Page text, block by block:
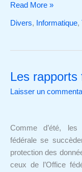
Read More »
Divers, Informatique,
Les
Laisser un
Comme d’été, les
fédérale se
protection des
ceux de l’Office
Les
rapports
SCOCI
2012